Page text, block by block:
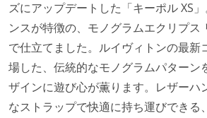
ズにアップデートした「キーポル XS
ンスが特徴の、モノグラムエクリプス
で仕立てました。ルイヴィトンの最新
場した、伝統的なモノグラムパターン
ザインに遊び心が薫ります。レザーハ
なストラップで快適に持ち運びできる